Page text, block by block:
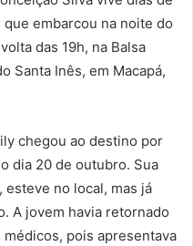
embarcou na noite do
das 19h, na Balsa
Santa Inês, em Macapá,
chegou ao destino por
dia 20 de outubro. Sua
no local, mas já
A jovem havia retornado
pois apresentava